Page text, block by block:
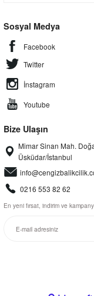
Sosyal Medya
Facebook
Twitter
İnstagram
Youtube
Bize Ulaşın
Mimar Sinan Mah.
Üsküdar/İstanbul
0216 553 82 62
En yeni fırsat, indirim ve